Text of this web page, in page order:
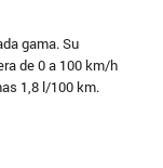
gama. Su
de 0 a 100 km/h
1,8 l/100 km.